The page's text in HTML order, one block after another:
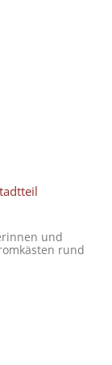
und
rund